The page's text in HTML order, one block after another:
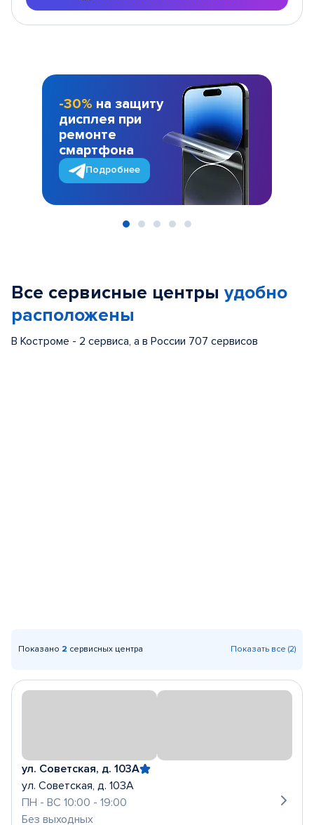
-30% на защиту
дисплея при
ремонте
смартфона
Подробнее
Все сервисные центры удобно
расположены
В Костроме - 2 сервиса, а в России 707 сервисов
Показано 2 сервисных центра Показать все (2)
ул. Советская, д. 103А
ул. Советская, д. 103А
ПН - ВС 10:00 - 19:00
Без выходных